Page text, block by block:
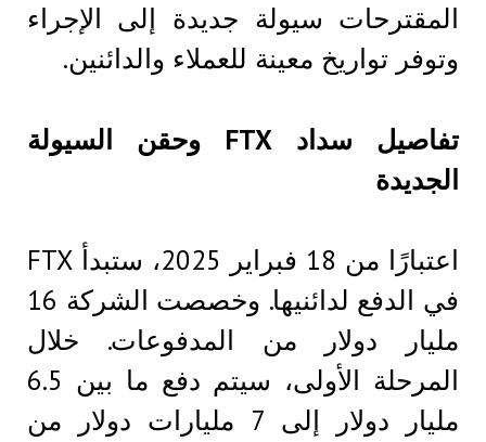
المقترحات سيولة جديدة إلى الإجراء
وتوفر تواريخ معينة للعملاء والدائنين.
تفاصيل سداد FTX وحقن السيولة
الجديدة
اعتبارًا من 18 فبراير 2025، ستبدأ FTX
في الدفع لدائنيها. وخصصت الشركة 16
مليار دولار من المدفوعات. خلال
المرحلة الأولى، سيتم دفع ما بين 6.5
مليار دولار إلى 7 مليارات دولار من